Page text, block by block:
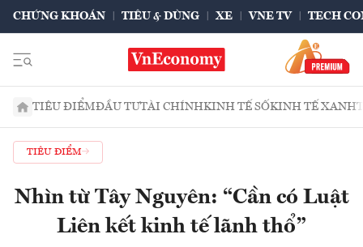
CHỨNG KHOÁN TIÊU & DÙNG XE VNE TV TECH
TIÊU ĐIỂMĐẦU TƯTÀI CHÍNHKINH TẾ SỐKINH TẾ XANH
TIÊU ĐIỂM
Nhìn từ Tây Nguyên: “Cần có Luật
Liên kết kinh tế lãnh thổ”